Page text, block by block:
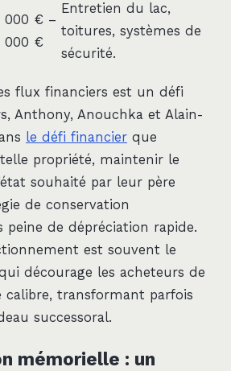
000 € –
000 €
Entretien du lac,
toitures, systèmes de
sécurité.
flux financiers est un défi
Anthony, Anouchka et Alain-
le défi financier que
propriété, maintenir le
souhaité par leur père
de conservation
peine de dépréciation rapide.
est souvent le
décourage les acheteurs de
calibre, transformant parfois
successoral.
mémorielle : un